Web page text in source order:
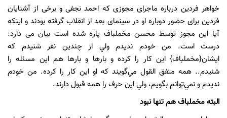
خواهر فردین درباره ماجرای مجوزی که احمد نجفی و برخی از آشنایان
فردین برای حضور دوباره او در سینمای بعد از انقلاب گرفته بودند و اینکه
آیا این مجوز توسط محسن مخملباف پاره شده است بیان می دارد:
درست است. من خودم نديدم ولي از چندين نفر شنيدم كه
ايشان{مخملباف} اين كار را كرده و بارها و بارها هم اين مسئله را
شنيدم.. همه متفق القول مي‌گويند كه او اين كار را كرده. من خودم
نديدم و نمي‌توانم بگويم، ولي اين حرف را همه قبول دارند.
البته مخملباف هم تنها نبود